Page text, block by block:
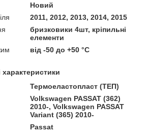
Новий
2011, 2012, 2013, 2014, 2015
бризковики 4шт, кріпильні
елементи
від -50 до +50 °C
Термоеластопласт (ТЕП)
Volkswagen PASSAT (362)
2010-, Volkswagen PASSAT
Variant (365) 2010-
Passat